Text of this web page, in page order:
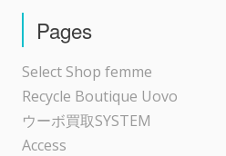
シ
ョ
ン
Pages
Select Shop femme
Recycle Boutique Uovo
ウーボ買取SYSTEM
Access